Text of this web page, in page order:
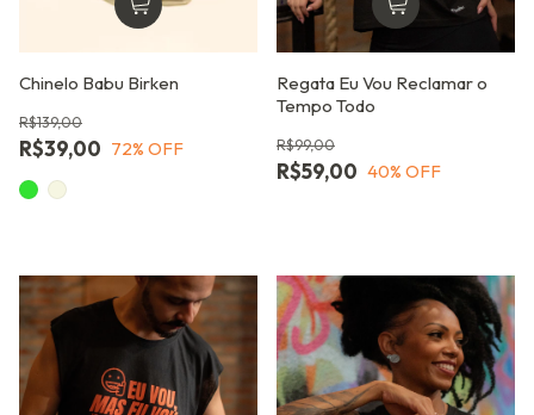
Chinelo Babu Birken
R$39,00
R$139,00
72% OFF
Regata Eu Vou Reclamar o
Tempo Todo
R$59,00
R$99,00
40% OFF